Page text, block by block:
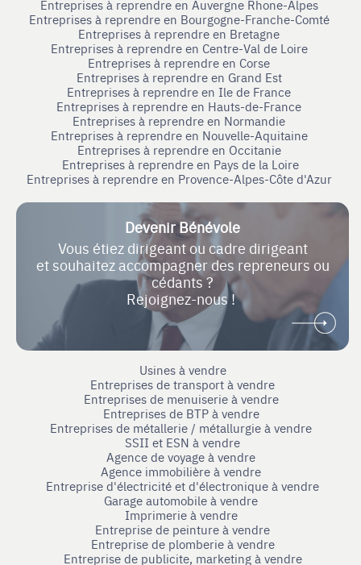
Entreprises à reprendre en Auvergne Rhone-Alpes
Entreprises à reprendre en Bourgogne-Franche-Comté
Entreprises à reprendre en Bretagne
Entreprises à reprendre en Centre-Val de Loire
Entreprises à reprendre en Corse
Entreprises à reprendre en Grand Est
Entreprises à reprendre en Ile de France
Entreprises à reprendre en Hauts-de-France
Entreprises à reprendre en Normandie
Entreprises à reprendre en Nouvelle-Aquitaine
Entreprises à reprendre en Occitanie
Entreprises à reprendre en Pays de la Loire
Entreprises à reprendre en Provence-Alpes-Côte d'Azur
Devenir Bénévole
Vous étiez dirigeant ou cadre dirigeant
et souhaitez accompagner des repreneurs ou
cédants ?
Rejoignez-nous !
Usines à vendre
Entreprises de transport à vendre
Entreprises de menuiserie à vendre
Entreprises de BTP à vendre
Entreprises de métallerie / métallurgie à vendre
SSII et ESN à vendre
Agence de voyage à vendre
Agence immobilière à vendre
Entreprise d'électricité et d'électronique à vendre
Garage automobile à vendre
Imprimerie à vendre
Entreprise de peinture à vendre
Entreprise de plomberie à vendre
Entreprise de publicite, marketing à vendre